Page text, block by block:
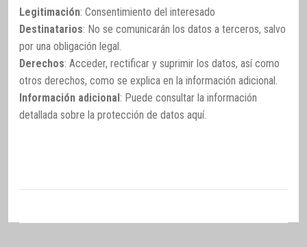
Legitimación: Consentimiento del interesado
Destinatarios: No se comunicarán los datos a terceros, salvo
por una obligación legal.
Derechos: Acceder, rectificar y suprimir los datos, así como
otros derechos, como se explica en la información adicional.
Información adicional: Puede consultar la información
detallada sobre la protección de datos aquí.